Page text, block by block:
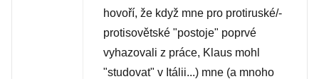
hovoří, že když mne pro proti­ruské/­
proti­sovět­ské "postoje" poprvé
vyhazovali z práce, Klaus mohl
"studovat" v Itálii...) mne (a mnoho